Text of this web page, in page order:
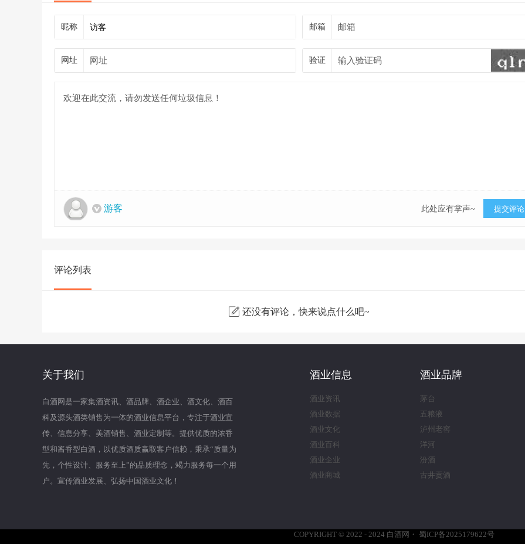
昵称 邮箱
网址 验证
游客 此处应有掌声~ 提交评论
评论列表
还没有评论，快来说点什么吧~
关于我们
白酒网是一家集酒资讯、酒品牌、酒企业、酒文化、酒百
科及源头酒类销售为一体的酒业信息平台，专注于酒业宣
传、信息分享、美酒销售、酒业定制等。提供优质的浓香
型和酱香型白酒，以优质酒质赢取客户信赖，秉承“质量为
先，个性设计、服务至上”的品质理念，竭力服务每一个用
户。宣传酒业发展、弘扬中国酒业文化！
酒业信息
酒业资讯
酒业数据
酒业文化
酒业百科
酒业企业
酒业商城
酒业品牌
茅台
五粮液
泸州老窖
洋河
汾酒
古井贡酒
COPYRIGHT © 2022 - 2024 白酒网 ・ 蜀ICP备2025179622号